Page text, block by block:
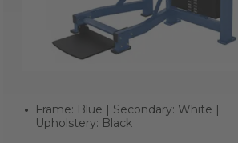
Frame: Blue | Secondary: White |
Upholstery: Black